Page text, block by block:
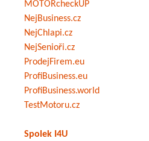
MOTORcheckUP
NejBusiness.cz
NejChlapi.cz
NejSenioři.cz
ProdejFirem.eu
ProfiBusiness.eu
ProfiBusiness.world
TestMotoru.cz
Spolek I4U